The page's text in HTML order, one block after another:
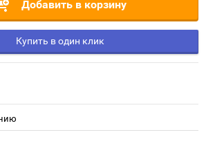
Добавить в корзину
Купить в один клик